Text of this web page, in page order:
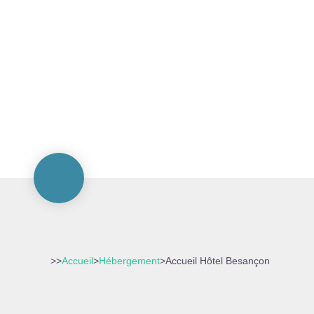
>>Accueil>Hébergement>Accueil Hôtel Besançon